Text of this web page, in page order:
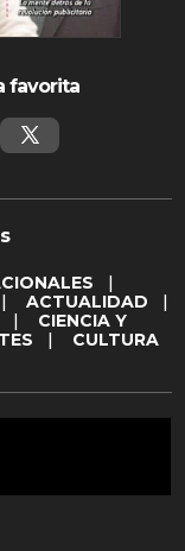
favorita
|
ACTUALIDAD |
| CIENCIA Y
| CULTURA